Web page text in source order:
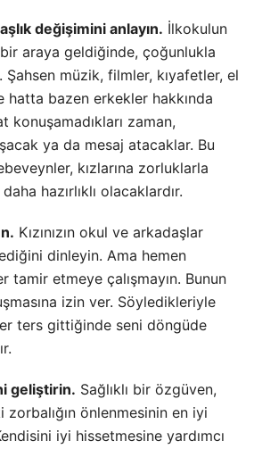
değişimini anlayın. İlkokulun
araya geldiğinde, çoğunlukla
müzik, filmler, kıyafetler, el
hatta bazen erkekler hakkında
konuşamadıkları zaman,
ya da mesaj atacaklar. Bu
kızlarına zorluklarla
hazırlıklı olacaklardır.
Kızınızın okul ve arkadaşlar
dinleyin. Ama hemen
tamir etmeye çalışmayın. Bunun
izin ver. Söyledikleriyle
ters gittiğinde seni döngüde
geliştirin. Sağlıklı bir özgüven,
zorbalığın önlenmesinin en iyi
iyi hissetmesine yardımcı